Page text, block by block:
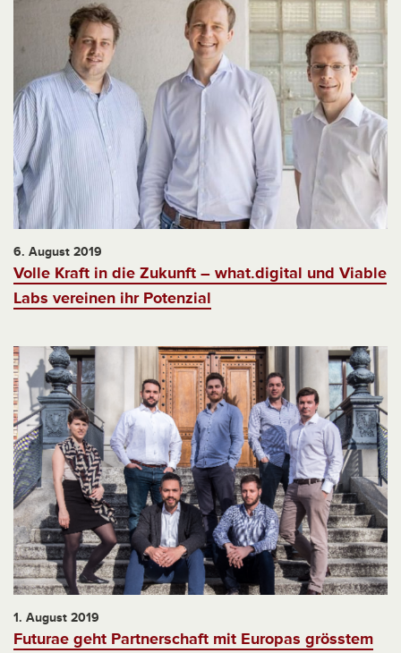
6. August 2019
Volle Kraft in die Zukunft – what.digital und Viable
Labs vereinen ihr Potenzial
1. August 2019
Futurae geht Partnerschaft mit Europas grösstem